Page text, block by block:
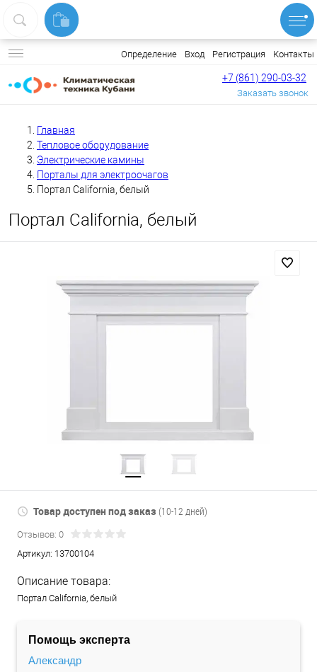
Определение Вход Регистрация Контакты
+7 (861) 290-03-32
Заказать звонок
Главная
Тепловое оборудование
Электрические камины
Порталы для электроочагов
Портал California, белый
Портал California, белый
Товар доступен под заказ (10-12 дней)
Отзывов: 0
Артикул: 13700104
Описание товара:
Портал California, белый
Помощь эксперта
Александр